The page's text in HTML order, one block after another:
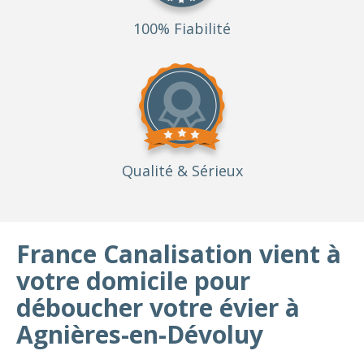
100% Fiabilité
Qualité & Sérieux
France Canalisation vient à
votre domicile pour
déboucher votre évier à
Agnières-en-Dévoluy